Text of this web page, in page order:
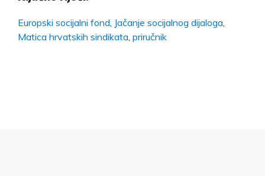
Europski socijalni fond Jačanje socijalnog dijaloga
Matica hrvatskih sindikata priručnik